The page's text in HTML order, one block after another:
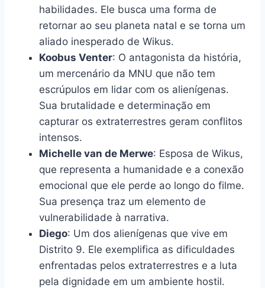
habilidades. Ele busca uma forma de
retornar ao seu planeta natal e se torna um
aliado inesperado de Wikus.
Koobus Venter: O antagonista da história,
um mercenário da MNU que não tem
escrúpulos em lidar com os alienígenas.
Sua brutalidade e determinação em
capturar os extraterrestres geram conflitos
intensos.
Michelle van de Merwe: Esposa de Wikus,
que representa a humanidade e a conexão
emocional que ele perde ao longo do filme.
Sua presença traz um elemento de
vulnerabilidade à narrativa.
Diego: Um dos alienígenas que vive em
Distrito 9. Ele exemplifica as dificuldades
enfrentadas pelos extraterrestres e a luta
pela dignidade em um ambiente hostil.